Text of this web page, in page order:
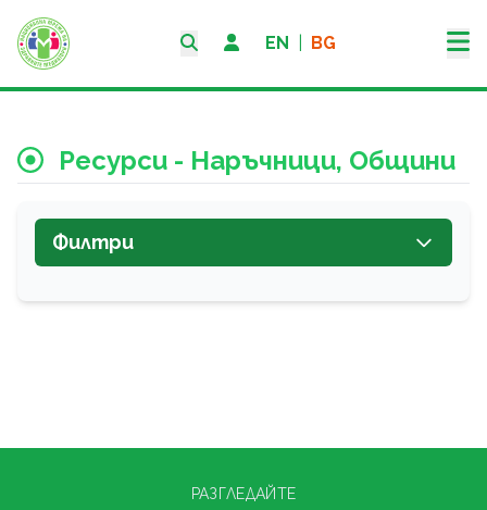
EN BG
Ресурси - Наръчници, Общини
Филтри
РАЗГЛЕДАЙТЕ